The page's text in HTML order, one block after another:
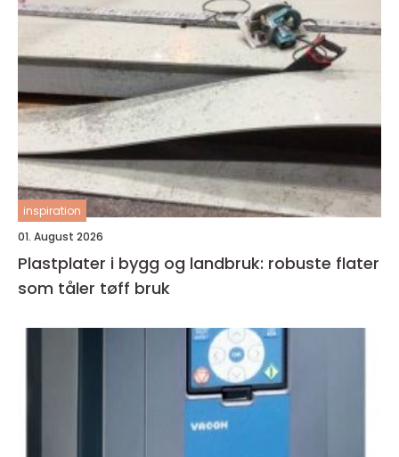
inspiration
01. August 2026
Plastplater i bygg og landbruk: robuste flater
som tåler tøff bruk